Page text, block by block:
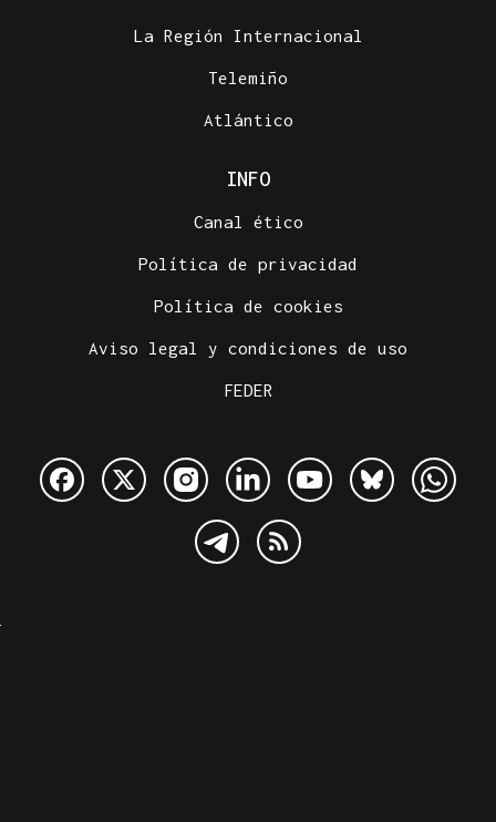
La Región Internacional
Telemiño
Atlántico
INFO
Canal ético
Política de privacidad
Política de cookies
Aviso legal y condiciones de uso
FEDER